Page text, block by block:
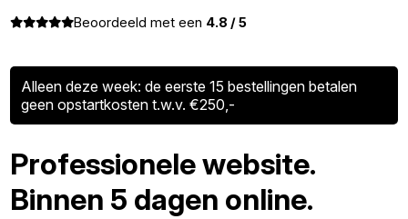
Beoordeeld met een 4.8 / 5
Alleen deze week: de eerste 15 bestellingen betalen
geen opstartkosten t.w.v. €250,-
Professionele website.
Binnen 5 dagen online.